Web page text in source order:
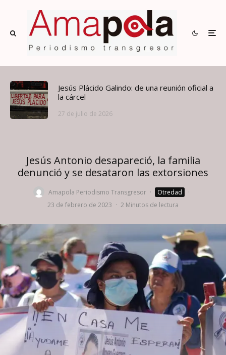
Jesús Plácido Galindo: de una reunión oficial a
la cárcel
27 de julio de 2026
Jesús Antonio desapareció, la familia
denunció y se desataron las extorsiones
Amapola Periodismo Transgresor · Otredad
·
23 de febrero de 2023 · 2 Minutos de lectura